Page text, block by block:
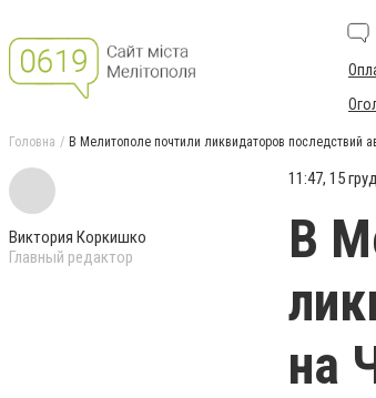
Головна В Мелитополе почтили ликвидаторов последствий
Виктория Коркишко
Главный редактор
11:47, 15
В
на